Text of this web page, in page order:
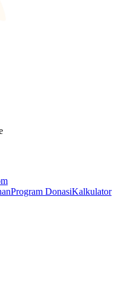
Program DonasiKalkulator